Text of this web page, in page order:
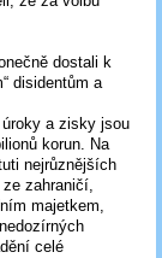
dostali k
disidentům a
úroky a zisky jsou
korun. Na
nejrůznějších
zahraničí,
majetkem,
celé